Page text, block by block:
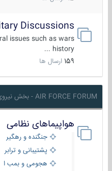
Discussions
issues such as wars
history ...
159 ارسال ها
AIR FORCE FORUM - بخش نیروی هوایی
هواپیماهای نظامی
جنگنده و رهگیر
پشتیبانی و ترابری
هجومی و بمب افکن